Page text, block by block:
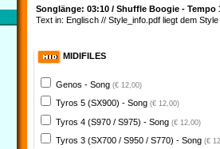
Songlänge: 03:10 / Shuffle Boogie - Tempo
Text in: Englisch // Style_info.pdf liegt dem
MIDIFILES
Genos - Song (€ 12,00)
Tyros 5 (SX900) - Song (€ 12,00)
Tyros 4 (S970 / S975) - Song (€ 12,00)
Tyros 3 (SX700 / S950 / S770) - Song (€